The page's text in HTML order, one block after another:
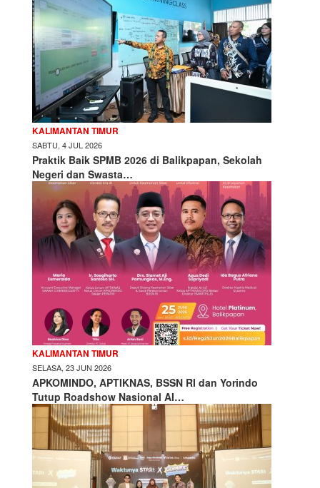
KALIMANTAN TIMUR
SABTU, 4 JUL 2026
Praktik Baik SPMB 2026 di Balikpapan, Sekolah
Negeri dan Swasta…
KALIMANTAN TIMUR
SELASA, 23 JUN 2026
APKOMINDO, APTIKNAS, BSSN RI dan Yorindo
Tutup Roadshow Nasional AI…